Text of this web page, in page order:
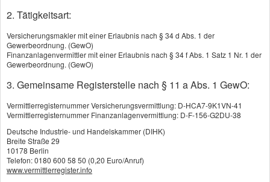
Rechts­schutz­ver­si­che­rung
Ge­bäude­ver­si­che­rung
Haus­rat­ver­si­che­rung
Haus- und Grund-Haft­pflicht
Gewässerschadenhaftpflicht
Glasversicherung
Feuerversicherung
2. Tätigkeitsart:
Versicherungsmakler mit einer Erlaubnis nach § 34 d Abs. 1 der
Gewerbeordnung. (GewO)
Finanzanlagenvermittler mit einer Erlaubnis nach § 34 f Abs. 1 Satz 1 Nr. 1 der
Gewerbeordnung. (GewO)
3. Gemeinsame Registerstelle nach § 11 a Abs. 1 GewO:
Vermittlerregisternummer Versicherungsvermittlung: D-HCA7-9K1VN-41
Vermittlerregisternummer Finanzanlagenvermittlung: D-F-156-G2DU-38
Deutsche Industrie- und Handelskammer (DIHK)
Breite Straße 29
10178 Berlin
Telefon: 0180 600 58 50 (0,20 Euro/Anruf)
www.vermittlerregister.info